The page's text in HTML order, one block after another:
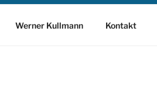
Werner Kullmann Kontakt